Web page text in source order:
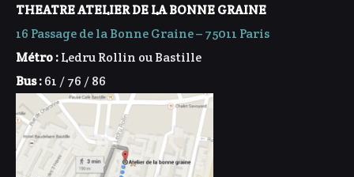
THEATRE ATELIER DE LA BONNE GRAINE
16 Passage de la Bonne Graine – 75011 Paris
Métro :Ledru Rollin ou Bastille
Bus :61 / 76 / 86